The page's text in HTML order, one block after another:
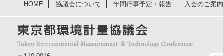
HOME 協議会について 年間行事予定・報告 入会のご案